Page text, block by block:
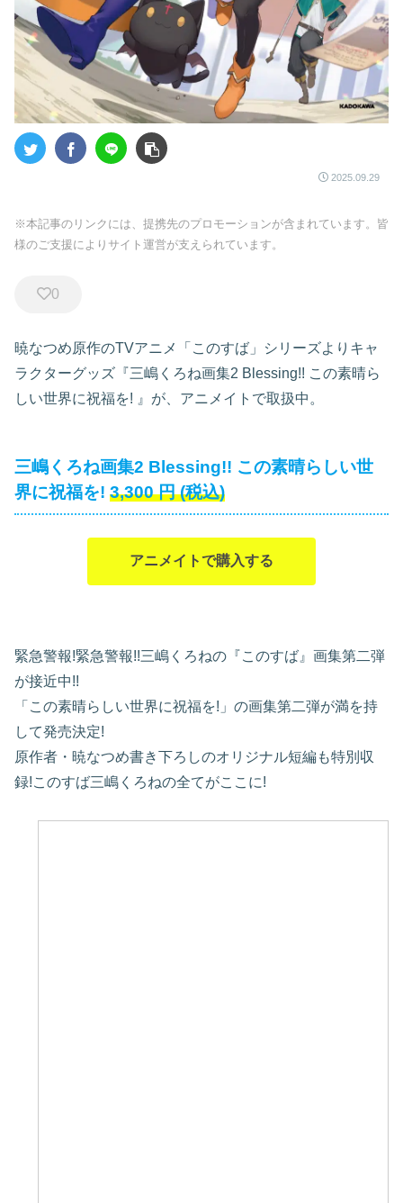
2025.09.29
※本記事のリンクには、提携先のプロモーションが含まれています。皆
様のご支援によりサイト運営が支えられています。
0
暁なつめ原作のTVアニメ「このすば」シリーズよりキャ
ラクターグッズ『三嶋くろね画集2 Blessing!! この素晴ら
しい世界に祝福を! 』が、アニメイトで取扱中。
三嶋くろね画集2 Blessing!! この素晴らしい世
界に祝福を! 3,300円(税込)
アニメイトで購入する
緊急警報!緊急警報!!三嶋くろねの『このすば』画集第二弾
が接近中!!
「この素晴らしい世界に祝福を!」の画集第二弾が満を持
して発売決定!
原作者・暁なつめ書き下ろしのオリジナル短編も特別収
録!このすば三嶋くろねの全てがここに!